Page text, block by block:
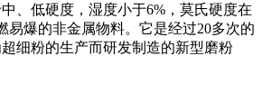
、低硬度，湿度小于6%，莫氏硬度在
易爆的非金属物料。它是经过20多次的
细粉的生产而研发制造的新型磨粉